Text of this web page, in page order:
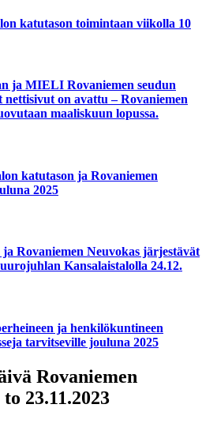
katutason toimintaan viikolla 10
ja MIELI Rovaniemen seudun
on avattu – Rovaniemen
maaliskuun lopussa.
katutason ja Rovaniemen
2025
ja Rovaniemen Neuvokas järjestävät
Kansalaistalolla 24.12.
ja henkilökuntineen
tarvitseville jouluna 2025
Rovaniemen
23.11.2023